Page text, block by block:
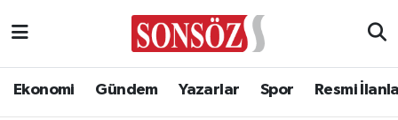
Ekonomi Gündem Yazarlar Spor Resmi
Asayiş
Ankara Nöbetçi Eczaneler